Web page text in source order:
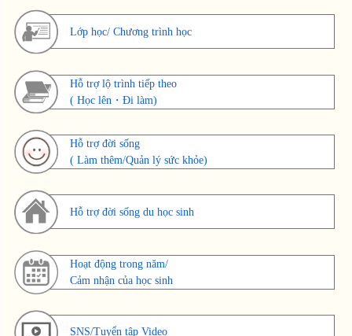
Lớp học/ Chương trình học
Hỗ trợ lộ trình tiếp theo
( Học lên・Đi làm)
Hỗ trợ đời sống
( Làm thêm/Quản lý sức khỏe)
Hỗ trợ đời sống du học sinh
Hoạt động trong năm/
Cảm nhận của học sinh
SNS/Tuyển tập Video